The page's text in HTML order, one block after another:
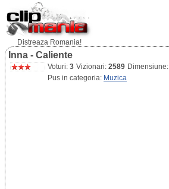
Distreaza Romania!
Inna - Caliente
Voturi: 3 Vizionari: 2589 Dimensiune:
Pus in categoria: Muzica